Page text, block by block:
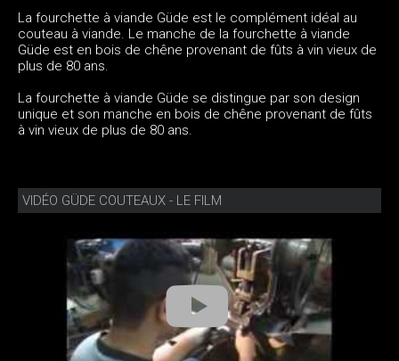
La fourchette à viande Güde est le complément idéal au
couteau à viande. Le manche de la fourchette à viande
Güde est en bois de chêne provenant de fûts à vin vieux de
plus de 80 ans.
La fourchette à viande Güde se distingue par son design
unique et son manche en bois de chêne provenant de fûts
à vin vieux de plus de 80 ans.
VIDÉO GÜDE COUTEAUX - LE FILM